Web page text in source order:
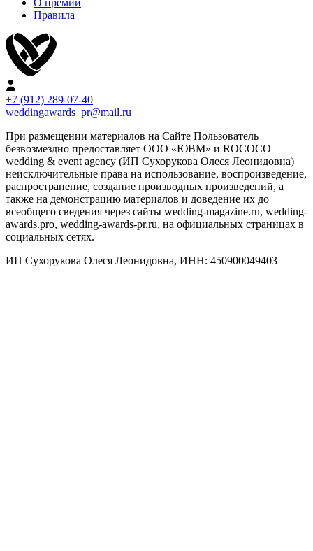
О премии
Правила
+7 (912) 289-07-40
weddingawards_pr@mail.ru
При размещении материалов на Сайте Пользователь
безвозмездно предоставляет ООО «ЮВМ» и ROCOCO
wedding & event agency (ИП Сухорукова Олеся Леонидовна)
неисключительные права на использование, воспроизведение,
распространение, создание производных произведений, а
также на демонстрацию материалов и доведение их до
всеобщего сведения через сайты wedding-magazine.ru, wedding-
awards.pro, wedding-awards-pr.ru, на официальных страницах в
социальных сетях.
ИП Сухорукова Олеся Леонидовна, ИНН: 450900049403